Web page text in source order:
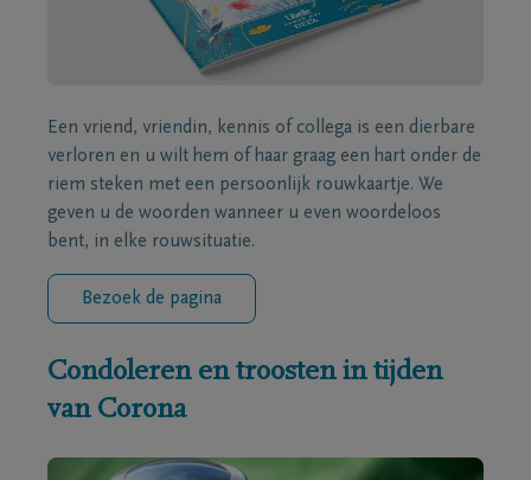
Een vriend, vriendin, kennis of collega is een dierbare
verloren en u wilt hem of haar graag een hart onder de
riem steken met een persoonlijk rouwkaartje. We
geven u de woorden wanneer u even woordeloos
bent, in elke rouwsituatie.
Bezoek de pagina
Condoleren en troosten in tijden
van Corona